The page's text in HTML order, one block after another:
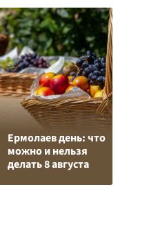
Ермолаев день: что
можно и нельзя
делать 8 августа